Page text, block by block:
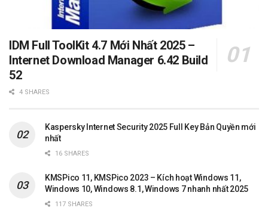
IDM Full ToolKit 4.7 Mới Nhất 2025 –
Internet Download Manager 6.42 Build
52
4 SHARES
Kaspersky Internet Security 2025 Full Key Bản Quyền mới
nhất
16 SHARES
KMSPico 11, KMSPico 2023 – Kích hoạt Windows 11,
Windows 10, Windows 8.1, Windows 7 nhanh nhất 2025
117 SHARES